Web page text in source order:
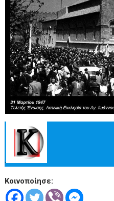
.
Κοινοποίησε: